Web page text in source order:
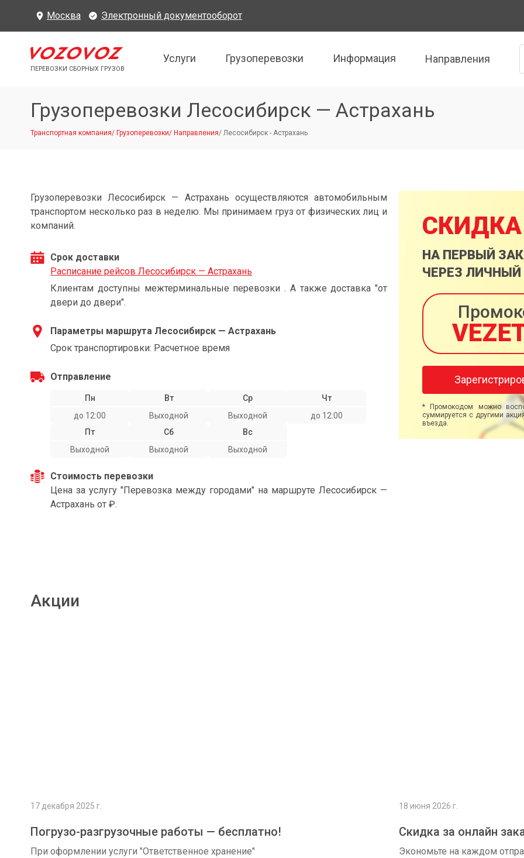
Москва Электронный документооборот
ПЕРЕВОЗКИ СБОРНЫХ ГРУЗОВ
Услуги Грузоперевозки Информация Направления
Грузоперевозки Лесосибирск — Астрахань
Транспортная компания/ Грузоперевозки/ Направления/ Лесосибирск - Астрахань
Грузоперевозки Лесосибирск — Астрахань осуществляются автомобильным
транспортом несколько раз в неделю. Мы принимаем груз от физических лиц и
компаний.
Срок доставки
Расписание рейсов Лесосибирск — Астрахань
Клиентам доступны межтерминальные перевозки . А также доставка "от
двери до двери".
Параметры маршрута Лесосибирск — Астрахань
Срок транспортировки: Расчетное время
Отправление
Пн
до 12:00
Вт
Выходной
Ср
Выходной
Чт
до 12:00
Пт
Выходной
Сб
Выходной
Вс
Выходной
Стоимость перевозки
Цена за услугу "Перевозка между городами" на маршруте Лесосибирск —
Астрахань от ₽.
СКИДКА
НА ПЕРВЫЙ
ЧЕРЕЗ ЛИЧНЫЙ
* Промокодом можно
суммируется с другими
въезда.
Акции
17 декабря 2025 г.
Погрузо-разгрузочные работы — бесплатно!
При оформлении услуги "Ответственное хранение"
18 июня 2026 г.
Скидка за онлайн
Экономьте на каждом